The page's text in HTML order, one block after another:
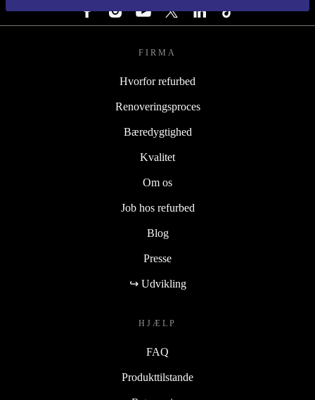
FIRMA
Hvorfor refurbed
Renoveringsproces
Bæredygtighed
Kvalitet
Om os
Job hos refurbed
Blog
Presse
↪ Udvikling
HJÆLP
FAQ
Produkttilstande